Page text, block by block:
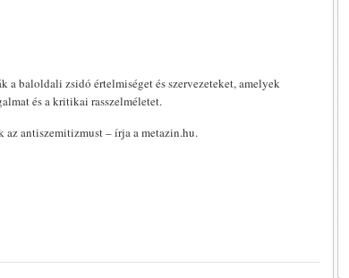
a baloldali zsidó értelmiséget és szervezeteket, amelyek
és a kritikai rasszelméletet.
antiszemitizmust – írja a metazin.hu.